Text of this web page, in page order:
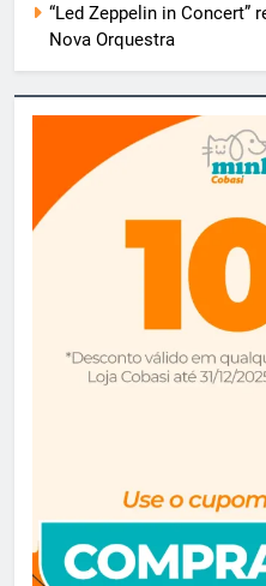
“Led Zeppelin in Concert”
Nova Orquestra